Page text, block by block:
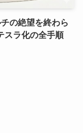
の絶望を終わら
スラ化の全手順